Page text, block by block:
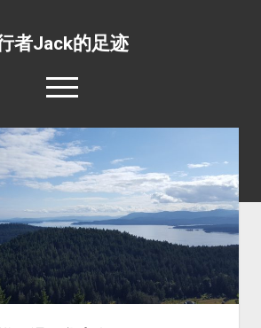
者Jack的足迹
open
menu
139国行
专题照片
open
dropdown
menu
世界美食
野生动物
宗教场所
文化遗址
旅游杂文
open
dropdown
menu
环绕地球一周并不难
工薪族也可以周游世界
目的地推荐
dropdown
menu
四条最惊心动魄的航线
五条最具挑战性的公路